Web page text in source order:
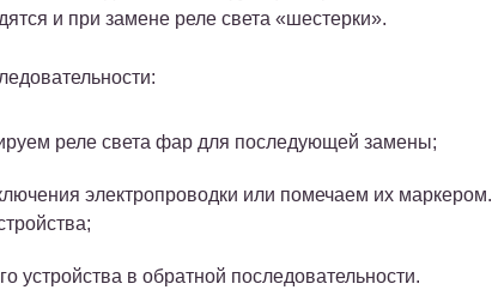
и при замене реле света «шестерки».
реле света фар для последующей замены;
электропроводки или помечаем их маркером.
устройства в обратной последовательности.